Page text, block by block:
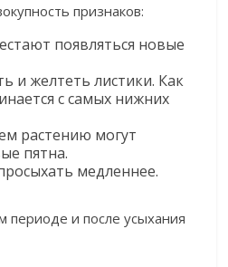
признаков:
появляться новые
и желтеть листики. Как
с самых нижних
растению могут
пятна.
медленнее.
периоде и после усыхания